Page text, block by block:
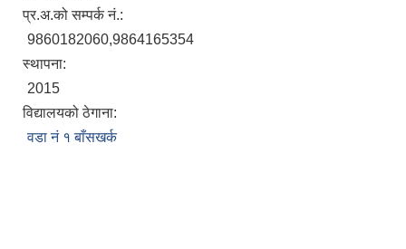
प्र.अ.को सम्पर्क नं.:
9860182060,9864165354
स्थापना:
2015
विद्यालयको ठेगाना:
वडा नं १ बाँसखर्क